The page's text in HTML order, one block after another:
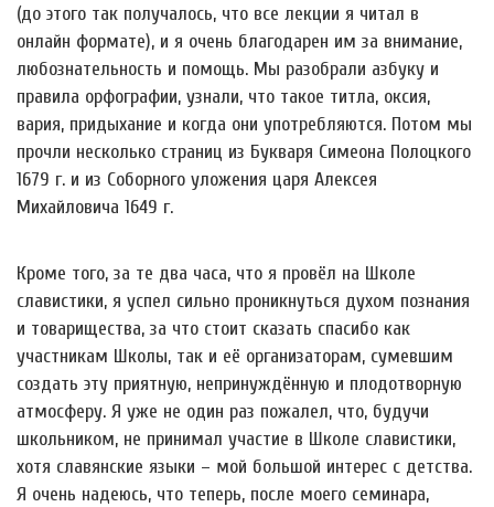
(до этого так получалось, что все лекции я читал в
онлайн формате), и я очень благодарен им за внимание,
любознательность и помощь. Мы разобрали азбуку и
правила орфографии, узнали, что такое титла, оксия,
вария, придыхание и когда они употребляются. Потом мы
прочли несколько страниц из Букваря Симеона Полоцкого
1679 г. и из Соборного уложения царя Алексея
Михайловича 1649 г.
Кроме того, за те два часа, что я провёл на Школе
славистики, я успел сильно проникнуться духом познания
и товарищества, за что стоит сказать спасибо как
участникам Школы, так и её организаторам, сумевшим
создать эту приятную, непринуждённую и плодотворную
атмосферу. Я уже не один раз пожалел, что, будучи
школьником, не принимал участие в Школе славистики,
хотя славянские языки – мой большой интерес с детства.
Я очень надеюсь, что теперь, после моего семинара,